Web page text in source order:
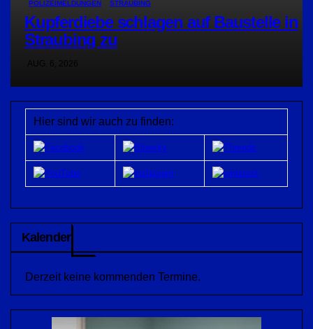
POLIZEIMELDUNGEN STRAUBING
Kupferdiebe schlagen auf Baustelle in
Straubing zu
Hier sind wir auch zu finden:
Kalender
Derzeit keine kommenden Termine.